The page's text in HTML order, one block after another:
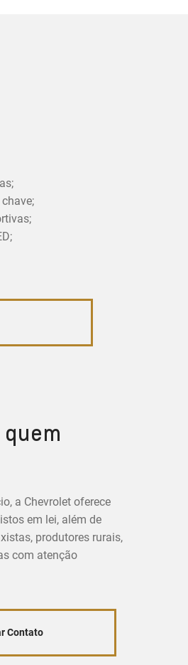
a Chevrolet oferece
em lei, além de
produtores rurais,
com atenção
Contato